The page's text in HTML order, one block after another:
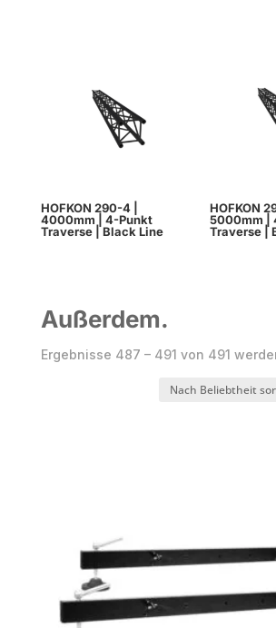
HOFKON 290-4 |
4000mm | 4-Punkt
Traverse | Black Line
HOFKON
5000mm |
Traverse |
Außerdem.
Ergebnisse 487 – 491 von 491